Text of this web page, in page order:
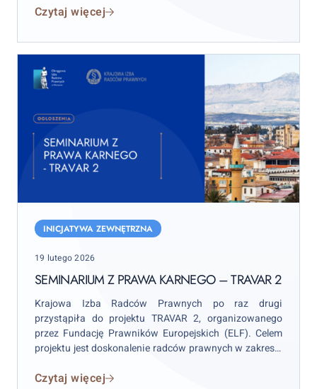
oferowane przez szkołę praktyczne kursy Legal English.
Czytaj więcej
karnego
INICJATYWA ZEWNĘTRZNA
Posted
19 lutego 2026
SEMINARIUM Z PRAWA KARNEGO – TRAVAR 2
Krajowa Izba Radców Prawnych po raz drugi
przystąpiła do projektu TRAVAR 2, organizowanego
przez Fundację Prawników Europejskich (ELF). Celem
projektu jest doskonalenie radców prawnych w zakresie
karnego i współpracy transgranicznej.
Czytaj więcej